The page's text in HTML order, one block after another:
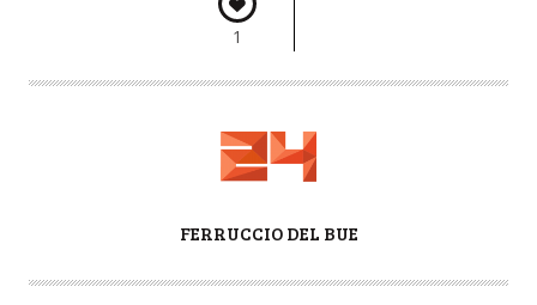
1
T
FERRUCCIO DEL BUE